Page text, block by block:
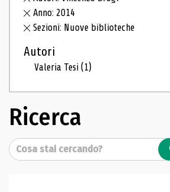
Anno: 2014
Sezioni: Nuove biblioteche
Autori
Valeria Tesi(1)
Ricerca
Cerca